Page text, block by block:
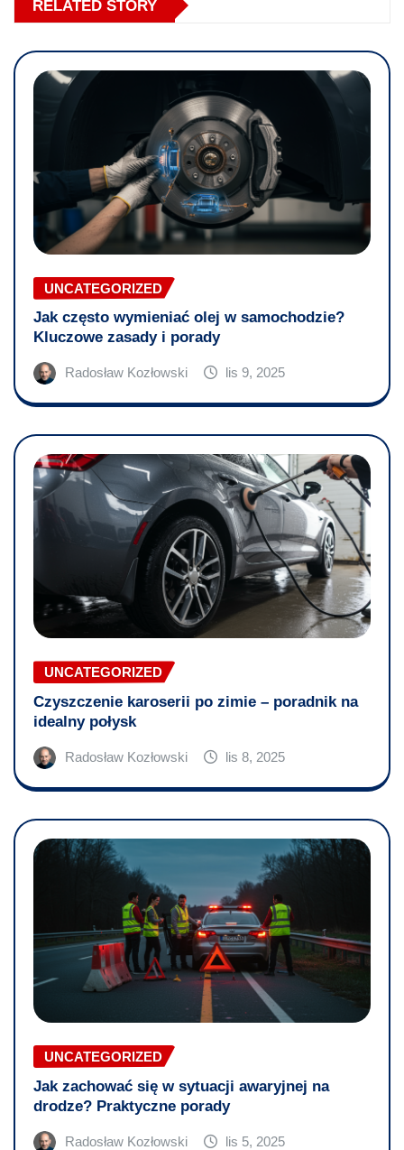
RELATED STORY
UNCATEGORIZED
Jak często wymieniać olej w samochodzie?
Kluczowe zasady i porady
Radosław Kozłowski lis 9, 2025
UNCATEGORIZED
Czyszczenie karoserii po zimie – poradnik na
idealny połysk
Radosław Kozłowski lis 8, 2025
UNCATEGORIZED
Jak zachować się w sytuacji awaryjnej na
drodze? Praktyczne porady
Radosław Kozłowski lis 5, 2025